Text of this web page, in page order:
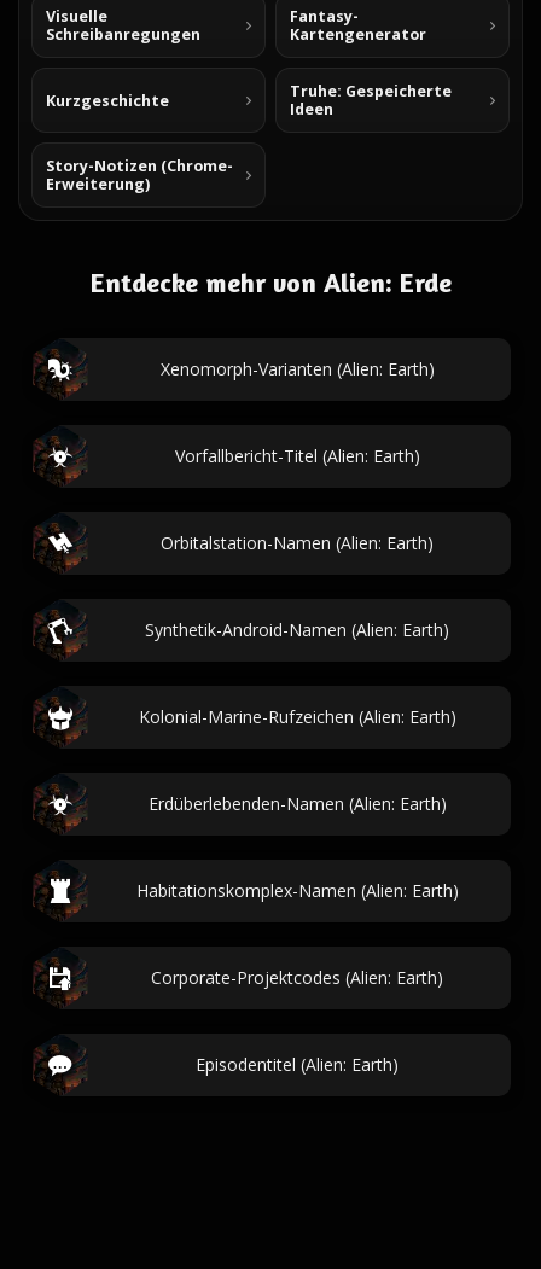
Visuelle
Schreibanregungen
Fantasy-
Kartengenerator
Kurzgeschichte
Truhe: Gespeicherte
Ideen
Story-Notizen (Chrome-
Erweiterung)
Entdecke mehr von Alien: Erde
Xenomorph-Varianten (Alien: Earth)
Vorfallbericht-Titel (Alien: Earth)
Orbitalstation-Namen (Alien: Earth)
Synthetik-Android-Namen (Alien: Earth)
Kolonial-Marine-Rufzeichen (Alien: Earth)
Erdüberlebenden-Namen (Alien: Earth)
Habitationskomplex-Namen (Alien: Earth)
Corporate-Projektcodes (Alien: Earth)
Episodentitel (Alien: Earth)